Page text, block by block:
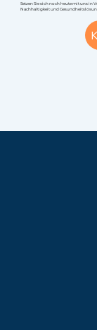
Setzen Sie sich noch heute mit uns in
Nachhaltigkeit und